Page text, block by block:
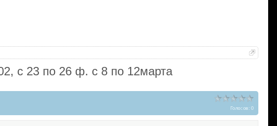
с 23 по 26 ф. с 8 по 12марта
Голосов: 0